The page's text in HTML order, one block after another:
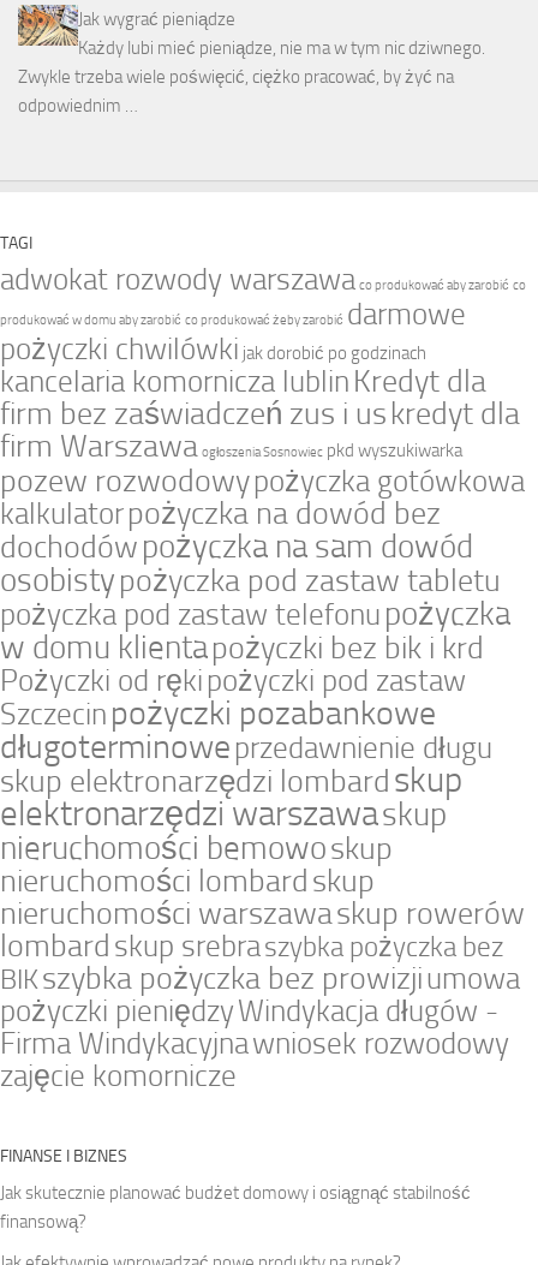
Jak wygrać pieniądze
Każdy lubi mieć pieniądze, nie ma w tym nic dziwnego.
Zwykle trzeba wiele poświęcić, ciężko pracować, by żyć na
odpowiednim …
TAGI
adwokat rozwody warszawa co produkować aby zarobić co
produkować w domu aby zarobić co produkować żeby zarobić darmowe
pożyczki chwilówki jak dorobić po godzinach
kancelaria komornicza lublin Kredyt dla
firm bez zaświadczeń zus i uskredyt dla
firm Warszawa ogłoszenia Sosnowiec pkd wyszukiwarka
pozew rozwodowypożyczka gotówkowa
kalkulatorpożyczka na dowód bez
dochodówpożyczka na sam dowód
osobistypożyczka pod zastaw tabletu
pożyczka pod zastaw telefonu pożyczka
w domu klientapożyczki bez bik i krd
Pożyczki od ręki pożyczki pod zastaw
Szczecin pożyczki pozabankowe
długoterminowe przedawnienie długu
skup elektronarzędzi lombardskup
elektronarzędzi warszawaskup
nieruchomości bemowoskup
nieruchomości lombardskup
nieruchomości warszawaskup rowerów
lombard skup srebraszybka pożyczka bez
BIKszybka pożyczka bez prowizjiumowa
pożyczki pieniędzyWindykacja długów -
Firma Windykacyjnawniosek rozwodowy
zajęcie komornicze
FINANSE I BIZNES
Jak skutecznie planować budżet domowy i osiągnąć stabilność
finansową?